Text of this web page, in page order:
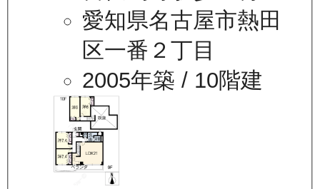
愛知県名古屋市熱田
区一番２丁目
2005年築 / 10階建